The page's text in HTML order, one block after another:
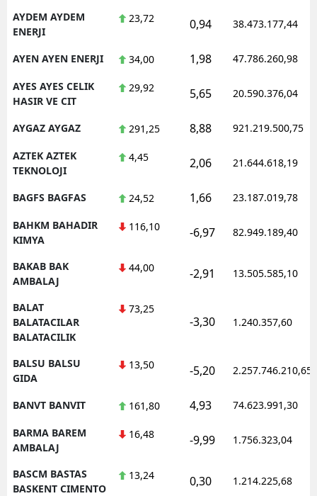
AYDEM AYDEM
ENERJI
23,72 0,94 38.473.177,44
AYEN AYEN ENERJI 34,00 1,98 47.786.260,98
AYES AYES CELIK
HASIR VE CIT
29,92 5,65 20.590.376,04
AYGAZ AYGAZ 291,25 8,88 921.219.500,75
AZTEK AZTEK
TEKNOLOJI
4,45 2,06 21.644.618,19
BAGFS BAGFAS 24,52 1,66 23.187.019,78
BAHKM BAHADIR
KIMYA
116,10 -6,97 82.949.189,40
BAKAB BAK
AMBALAJ
44,00 -2,91 13.505.585,10
BALAT
BALATACILAR
BALATACILIK
73,25
-3,30 1.240.357,60
BALSU BALSU
GIDA
13,50 -5,20 2.257.746.210,65
BANVT BANVIT 161,80 4,93 74.623.991,30
BARMA BAREM
AMBALAJ
16,48 -9,99 1.756.323,04
BASCM BASTAS
BASKENT CIMENTO
13,24 0,30 1.214.225,68